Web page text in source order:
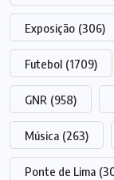
Exposição (306)
Futebol (1709)
GNR (958)
Música (263)
Ponte de Lima